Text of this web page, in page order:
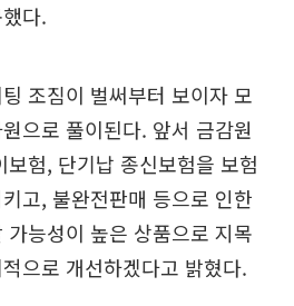
다.
조짐이 벌써부터 보이자 모
으로 풀이된다. 앞서 금감원
험, 단기납 종신보험을 보험
고, 불완전판매 등으로 인한
능성이 높은 상품으로 지목
으로 개선하겠다고 밝혔다.